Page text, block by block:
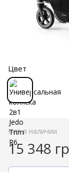
Цвет
Нет в наличии
15 348